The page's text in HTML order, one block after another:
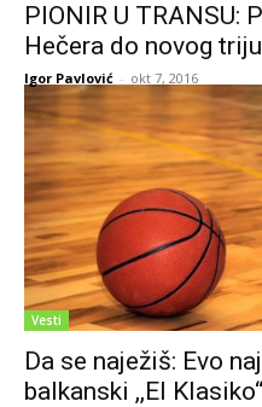
PIONIR U TRANSU:
Hečera do novog
Igor Pavlović - okt 7, 2016
Vesti
Da se naježiš: Evo
balkanski ,,El